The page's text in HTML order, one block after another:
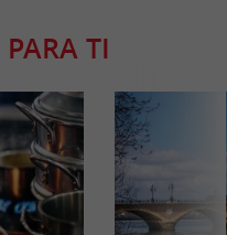
PARA TI